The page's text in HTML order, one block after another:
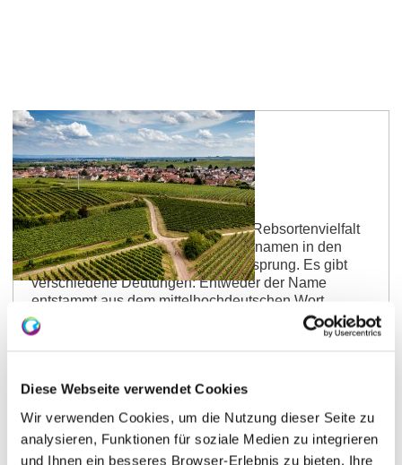
Diese Webseite verwendet Cookies
Wir verwenden Cookies, um die Nutzung dieser Seite zu
analysieren, Funktionen für soziale Medien zu integrieren
und Ihnen ein besseres Browser-Erlebnis zu bieten. Ihre
Bechtheimer Hasensprung
Langes Ohr, tiefe Quelle? Definitiv Rebsortenvielfalt
Wiederum ein sehr beliebter Lagennamen in den
deutschen Weinlanden: der Hasensprung. Es gibt
verschiedene Deutungen: Entweder der Name
entstammt aus dem mittelhochdeutschen Wort
"spring/sprung" und bedeutet Quelle. Oder aber die
Lage bezieht sich auf das Tier Hase, den es dort
wachsen verschiedene Rebsorten: klasse Riesling,
anderen…
mehr erfahren